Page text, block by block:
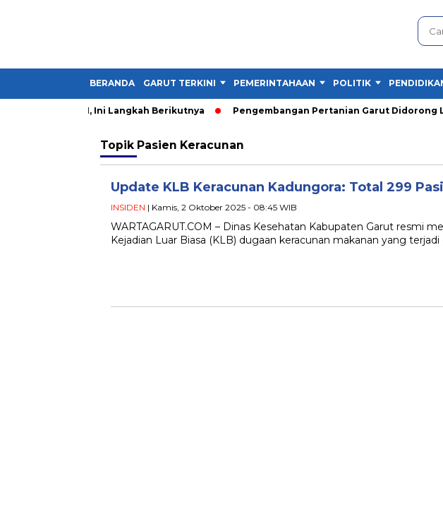
BERANDA GARUT TERKINI PEMERINTAHAAN POLITIK
UNJANI, Ini Langkah Berikutnya Pengembangan Pertanian Garut Didorong
Topik Pasien Keracunan
Update KLB Keracunan Kadungora: Total 299
INSIDEN | Kamis, 2 Oktober 2025 - 08:45 WIB
WARTAGARUT.COM – Dinas Kesehatan Kabupaten Garut resmi
Kejadian Luar Biasa (KLB) dugaan keracunan makanan yang